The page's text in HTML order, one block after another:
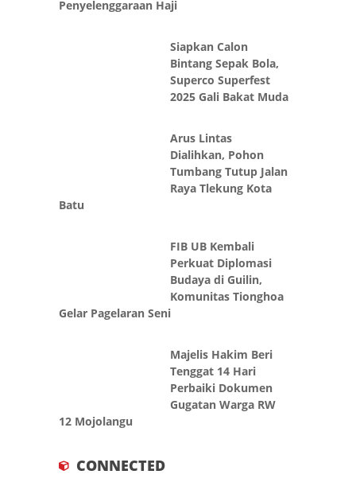
Penyelenggaraan Haji
Siapkan Calon
Bintang Sepak Bola,
Superco Superfest
2025 Gali Bakat Muda
Arus Lintas
Dialihkan, Pohon
Tumbang Tutup Jalan
Raya Tlekung Kota
Batu
FIB UB Kembali
Perkuat Diplomasi
Budaya di Guilin,
Komunitas Tionghoa
Gelar Pagelaran Seni
Majelis Hakim Beri
Tenggat 14 Hari
Perbaiki Dokumen
Gugatan Warga RW
12 Mojolangu
CONNECTED